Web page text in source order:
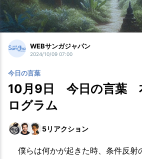
WEBサンガジャパン
2024/10/09 07:00
今日の言葉
10月9日 今日の言葉
ログラム
5リアクション
僕らは何かが起きた時、条件反射